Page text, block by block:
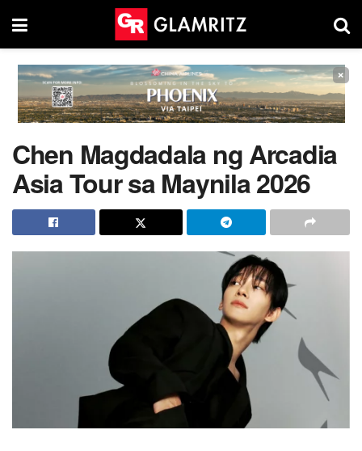
×
Chen Magdadala ng Arcadia
Asia Tour sa Maynila 2026